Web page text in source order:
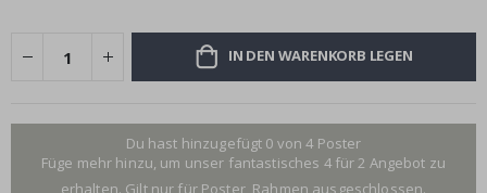
IN DEN WARENKORB LEGEN
Du hast hinzugefügt 0 von 4 Poster
Füge mehr hinzu, um unser fantastisches 4 für 2 Angebot zu
erhalten. Gilt nur für Poster, Rahmen ausgeschlossen.